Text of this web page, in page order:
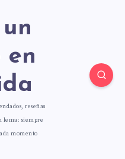
en
reseñas
lema: siempre
momento